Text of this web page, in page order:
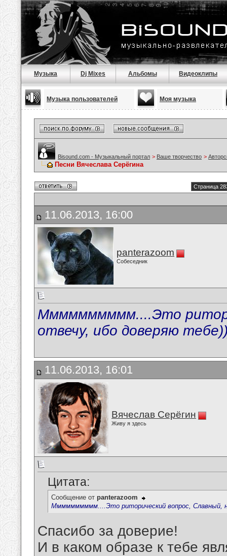
Музыка Dj Mixes Альбомы Видеоклипы
Музыка пользователей Моя музыка
Bisound.com - Музыкальный портал > Ваше творчество >
Песни Вячеслава Серёгина
Страница
11.06.2013, 16:00
panterazoom
Собеседник
Мммммммммм....Это
отвечу, ибо доверяю
11.06.2013, 16:01
Вячеслав Серёгин
Живу я здесь
Цитата:
Сообщение от panterazoom
Мммммммммм....Это риторический вопрос, Славный,
Спасибо за доверие!
И в каком образе к тебе